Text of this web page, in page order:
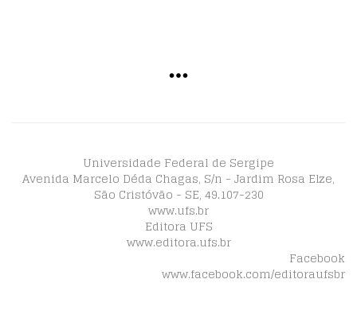
Universidade Federal de Sergipe
Avenida Marcelo Déda Chagas, S/n - Jardim Rosa Elze,
São Cristóvão - SE, 49.107-230
www.ufs.br
Editora UFS
www.editora.ufs.br
Facebook
www.facebook.com/editoraufsbr